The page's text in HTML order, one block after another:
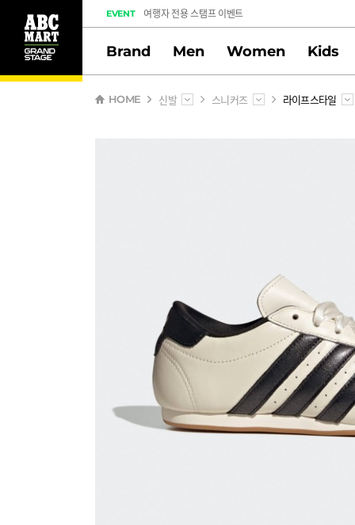
EVENT
여행자 전용 스탬프 이벤트
멤버십 스탬프 활동 만족도 조사 당첨자 안내
Brand Men Women Kids
HOME 신발 스니커즈 라이프스타일